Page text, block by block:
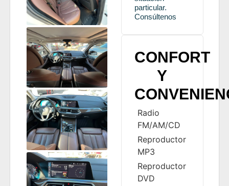
particular.
Consúltenos
CONFORT
Y
Radio
FM/AM/CD
Reproductor
MP3
Reproductor
DVD